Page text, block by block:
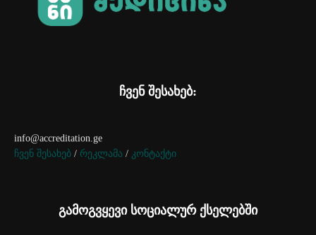
ჩვენ შესახებ:
info@accreditation.ge
ჩვენ შესახებ / რეკლამა / კონტაქტი
გამოგვყევი სოციალურ ქსელებში